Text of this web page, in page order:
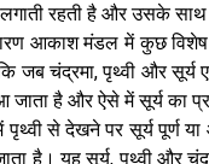
रहती है और उसके साथ
आकाश मंडल में कुछ
जब चंद्रमा, पृथ्वी और
जाता है और ऐसे में सूर्य का
से देखने पर सूर्य पूर्ण
है। यह सूर्य, पृथ्वी और